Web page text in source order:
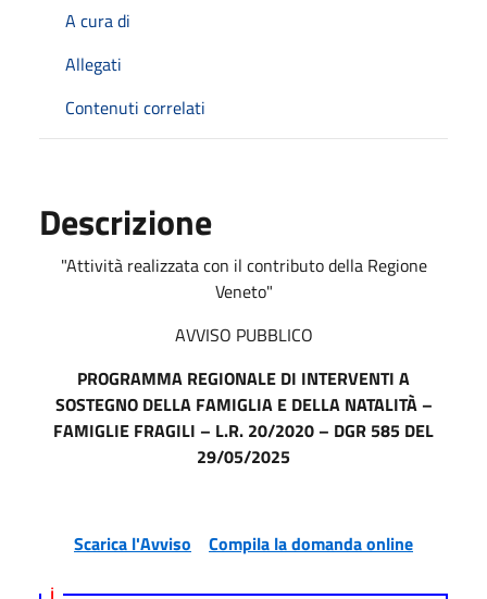
A cura di
Allegati
Contenuti correlati
Descrizione
"Attività realizzata con il contributo della Regione
Veneto"
AVVISO PUBBLICO
PROGRAMMA REGIONALE DI INTERVENTI A
SOSTEGNO DELLA FAMIGLIA E DELLA NATALITÀ –
FAMIGLIE FRAGILI – L.R. 20/2020 – DGR 585 DEL
29/05/2025
Scarica l'Avviso Compila la domanda online
ℹ️